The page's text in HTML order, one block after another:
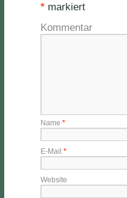
*markiert
Kommentar
Name *
E-Mail *
Website